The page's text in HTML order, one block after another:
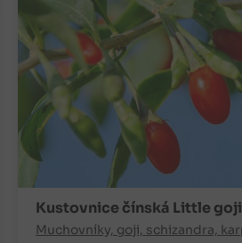
Kustovnice čínská Little goji
Muchovníky, goji, schizandra,